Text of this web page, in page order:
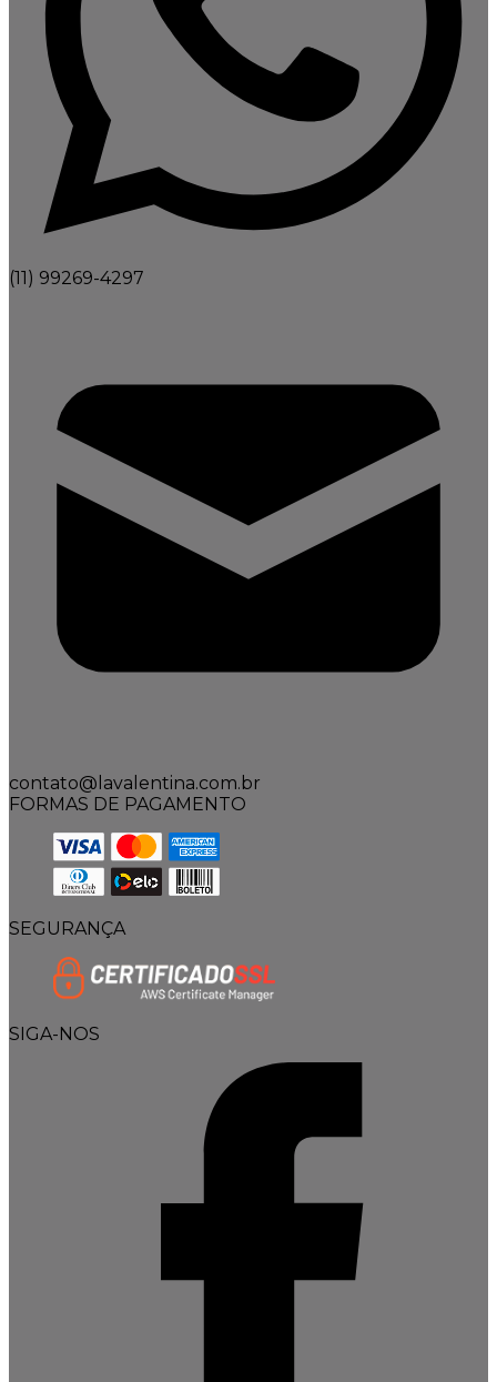
(11) 99269-4297
contato@lavalentina.com.br
FORMAS DE PAGAMENTO
SEGURANÇA
SIGA-NOS